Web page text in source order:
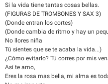
Si la vida tiene tantas cosas bellas.
(FIGURAS DE TROMBONES Y SAX 3)
(Donde entran los cortes)
(Donde cambia de ritmo y hay un
No llores niña
Tú sientes que se te acaba la vida...)
¿Cómo evitarlo? Tú corres por mis
Así te amo,
Eres la rosa mas bella, mi alma es